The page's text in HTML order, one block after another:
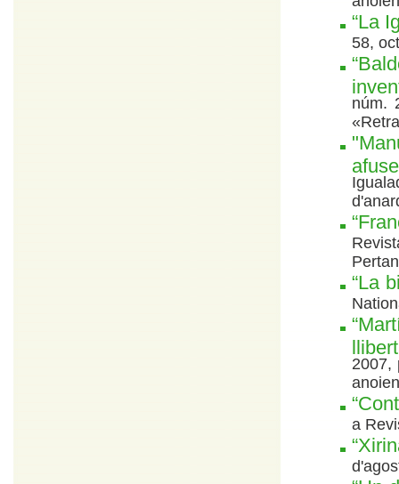
“La
58,
núm.
“La
2007,
a